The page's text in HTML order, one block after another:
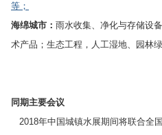
等；
海绵城市： 雨水收集、净化与存储设
术产品；生态工程，人工湿地、园林
同期主要会议
2018年中国城镇水展期间将联合全